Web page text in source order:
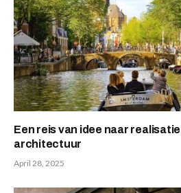
Een reis van idee naar
architectuur
April 28, 2025